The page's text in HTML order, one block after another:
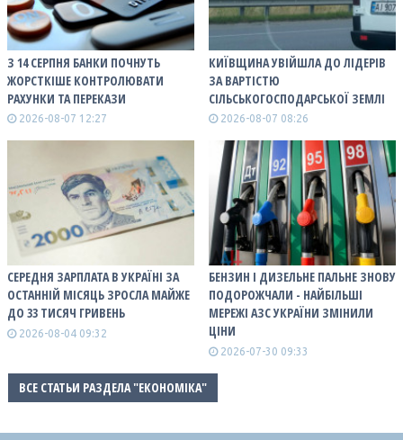
З 14 СЕРПНЯ БАНКИ ПОЧНУТЬ
ЖОРСТКІШЕ КОНТРОЛЮВАТИ
РАХУНКИ ТА ПЕРЕКАЗИ
2026-08-07 12:27
КИЇВЩИНА УВІЙШЛА ДО ЛІДЕРІВ
ЗА ВАРТІСТЮ
СІЛЬСЬКОГОСПОДАРСЬКОЇ ЗЕМЛІ
2026-08-07 08:26
СЕРЕДНЯ ЗАРПЛАТА В УКРАЇНІ ЗА
ОСТАННІЙ МІСЯЦЬ ЗРОСЛА МАЙЖЕ
ДО 33 ТИСЯЧ ГРИВЕНЬ
2026-08-04 09:32
БЕНЗИН І ДИЗЕЛЬНЕ ПАЛЬНЕ ЗНОВУ
ПОДОРОЖЧАЛИ - НАЙБІЛЬШІ
МЕРЕЖІ АЗС УКРАЇНИ ЗМІНИЛИ
ЦІНИ
2026-07-30 09:33
ВСЕ СТАТЬИ РАЗДЕЛА "ЕКОНОМІКА"